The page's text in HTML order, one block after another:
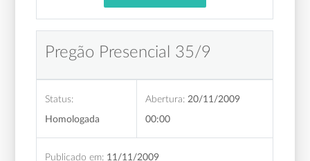
Pregão Presencial 35/9
Status:
Homologada
Abertura: 20/11/2009
00:00
Publicado em: 11/11/2009